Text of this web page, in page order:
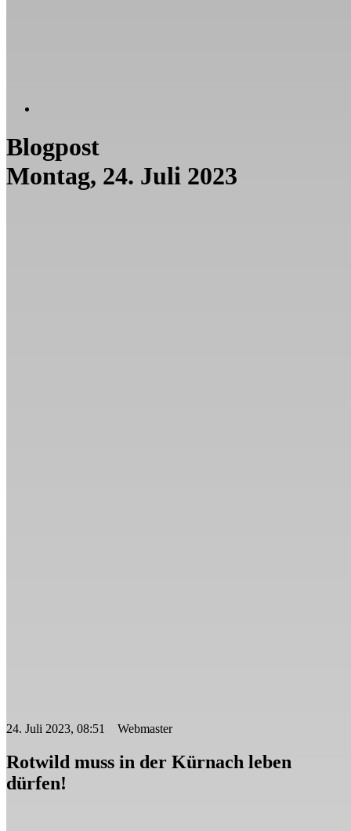
Blogpost
Montag, 24. Juli 2023
24. Juli 2023, 08:51 Webmaster
Rotwild muss in der Kürnach leben
dürfen!